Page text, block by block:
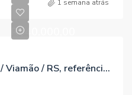
1 semana atrás
R$40.000,00
Terreno no Morro Grande / Viamão / RS, referência 196